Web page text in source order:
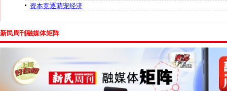
资本竞逐萌宠经济
新民周刊融媒体矩阵